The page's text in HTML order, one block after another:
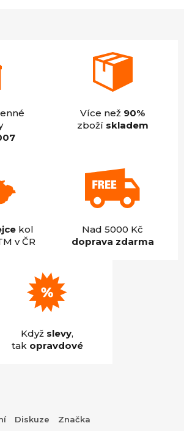
Více než 90%
zboží skladem
kol
v ČR
Nad 5000 Kč
doprava zdarma
Když slevy,
tak opravdové
Diskuze Značka